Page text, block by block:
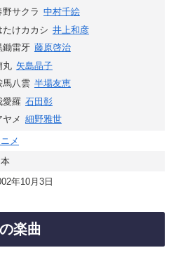
野サクラ 中村千絵
たけカカシ 井上和彦
鋤雷牙 藤原啓治
丸 矢島晶子
馬八雲 半場友恵
愛羅 石田彰
ヤメ 細野雅世
メ
本
年10月3日
楽曲